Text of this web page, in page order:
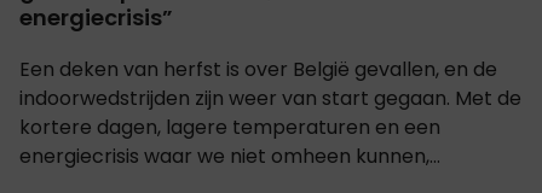
energiecrisis”
Een deken van herfst is over België gevallen, en de
indoorwedstrijden zijn weer van start gegaan. Met de
kortere dagen, lagere temperaturen en een
energiecrisis waar we niet omheen kunnen,...